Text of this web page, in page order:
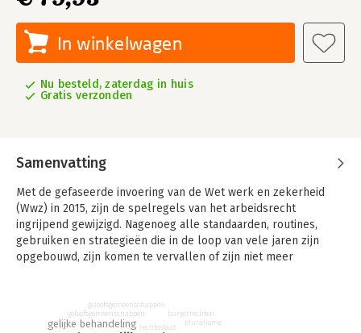
In winkelwagen
Nu besteld, zaterdag in huis
Gratis verzonden
Samenvatting
Met de gefaseerde invoering van de Wet werk en zekerheid
(Wwz) in 2015, zijn de spelregels van het arbeidsrecht
ingrijpend gewijzigd. Nagenoeg alle standaarden, routines,
gebruiken en strategieën die in de loop van vele jaren zijn
opgebouwd, zijn komen te vervallen of zijn niet meer
De wetgever heeft, onder meer met een veel uitgebreidere
gelijke behandeling rechtsstaat
geloofsgemeenschappen
geloofsgemeenschappen
burgerrechten
pluralisme